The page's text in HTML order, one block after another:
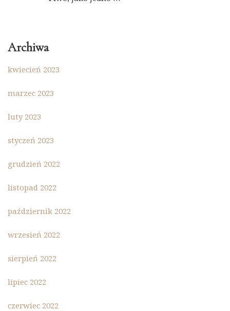
Archiwa
kwiecień 2023
marzec 2023
luty 2023
styczeń 2023
grudzień 2022
listopad 2022
październik 2022
wrzesień 2022
sierpień 2022
lipiec 2022
czerwiec 2022